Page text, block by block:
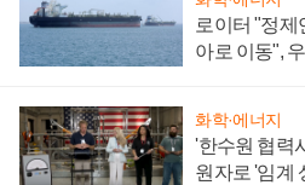
로이터 "정제
아로 이동",
화학·에너지
'한수원 협력
원자로 '임계